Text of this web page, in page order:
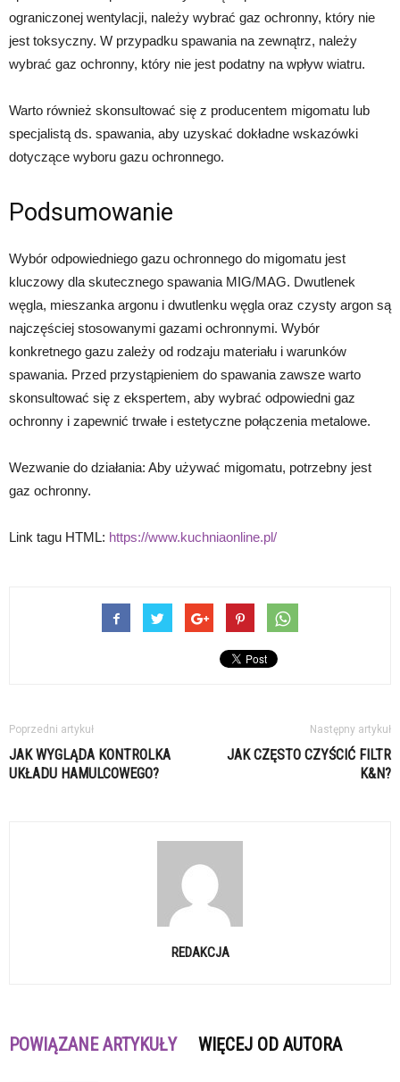
ograniczonej wentylacji, należy wybrać gaz ochronny, który nie
jest toksyczny. W przypadku spawania na zewnątrz, należy
wybrać gaz ochronny, który nie jest podatny na wpływ wiatru.
Warto również skonsultować się z producentem migomatu lub
specjalistą ds. spawania, aby uzyskać dokładne wskazówki
dotyczące wyboru gazu ochronnego.
Podsumowanie
Wybór odpowiedniego gazu ochronnego do migomatu jest
kluczowy dla skutecznego spawania MIG/MAG. Dwutlenek
węgla, mieszanka argonu i dwutlenku węgla oraz czysty argon są
najczęściej stosowanymi gazami ochronnymi. Wybór
konkretnego gazu zależy od rodzaju materiału i warunków
spawania. Przed przystąpieniem do spawania zawsze warto
skonsultować się z ekspertem, aby wybrać odpowiedni gaz
ochronny i zapewnić trwałe i estetyczne połączenia metalowe.
Wezwanie do działania: Aby używać migomatu, potrzebny jest
gaz ochronny.
Link tagu HTML: https://www.kuchniaonline.pl/
Poprzedni artykuł
JAK WYGLĄDA KONTROLKA
UKŁADU HAMULCOWEGO?
Następny artykuł
JAK CZĘSTO CZYŚCIĆ FILTR
K&N?
REDAKCJA
POWIĄZANE ARTYKUŁY WIĘCEJ OD AUTORA